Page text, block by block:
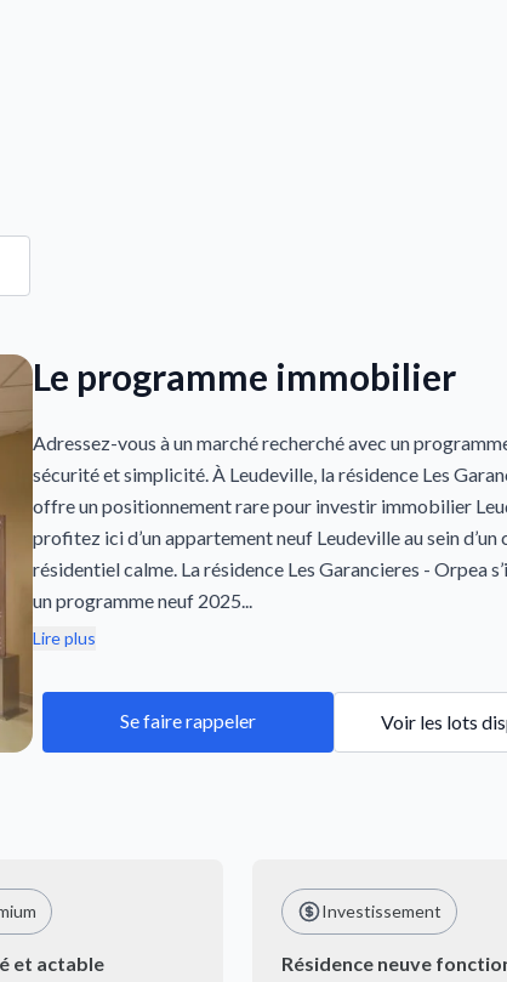
Le programme immobilier
Adressez-vous à un marché recherché avec un
sécurité et simplicité. À Leudeville, la résidence Les
offre un positionnement rare pour investir immobilier
profitez ici d’un appartement neuf Leudeville au sein d’un
résidentiel calme. La résidence Les Garancieres - Orpea
un programme neuf 2025...
Lire plus
Se faire rappeler Voir les lots
et actable
Investissement
Résidence neuve